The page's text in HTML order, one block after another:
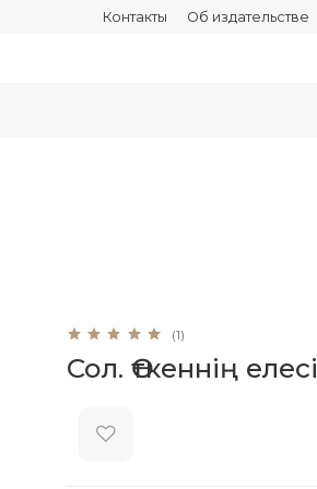
Контакты Об издательстве
(1)
Сол. Өткеннің елесі